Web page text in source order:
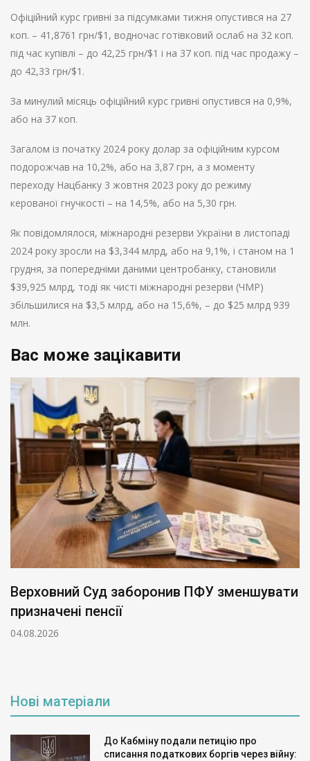
Офіційний курс гривні за підсумками тижня опустився на 27
коп. – 41,8761 грн/$1, водночас готівковий ослаб на 32 коп.
під час купівлі – до 42,25 грн/$1 і на 37 коп. під час продажу –
до 42,33 грн/$1.
За минулий місяць офіційний курс гривні опустився на 0,9%,
або на 37 коп.
Загалом із початку 2024 року долар за офіційним курсом
подорожчав на 10,2%, або на 3,87 грн, а з моменту
переходу Нацбанку 3 жовтня 2023 року до режиму
керованої гнучкості – на 14,5%, або на 5,30 грн.
Як повідомлялося, міжнародні резерви України в листопаді
2024 року зросли на $3,344 млрд, або на 9,1%, і станом на 1
грудня, за попередніми даними центробанку, становили
$39,925 млрд, тоді як чисті міжнародні резерви (ЧМР)
збільшилися на $3,5 млрд, або на 15,6%, – до $25 млрд 939
млн.
Вас може зацікавити
Верховний Суд заборонив ПФУ зменшувати
призначені пенсії
04.08.2026
Нові матеріали
До Кабміну подали петицію про
списання податкових боргів через війну: